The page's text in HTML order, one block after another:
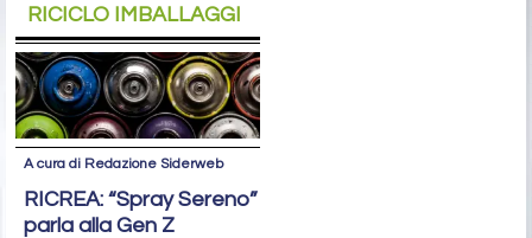
RICICLO IMBALLAGGI
A cura di Redazione Siderweb
RICREA: “Spray Sereno”
parla alla Gen Z